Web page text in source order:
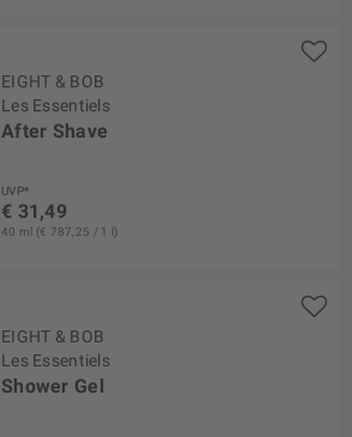
EIGHT & BOB
Les Essentiels
After Shave
UVP*
€ 31,49
40 ml (€ 787,25 / 1 l)
EIGHT & BOB
Les Essentiels
Shower Gel